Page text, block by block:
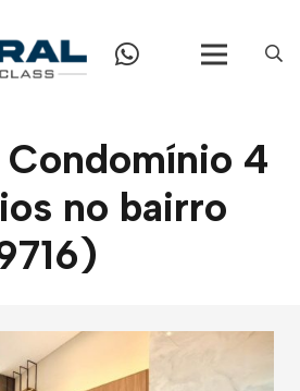
Condomínio 4
no bairro